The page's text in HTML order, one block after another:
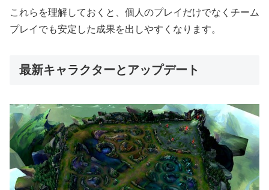
これらを理解しておくと、個人のプレイだけでなくチーム
プレイでも安定した成果を出しやすくなります。
最新キャラクターとアップデート